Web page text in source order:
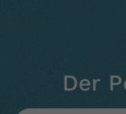
Der